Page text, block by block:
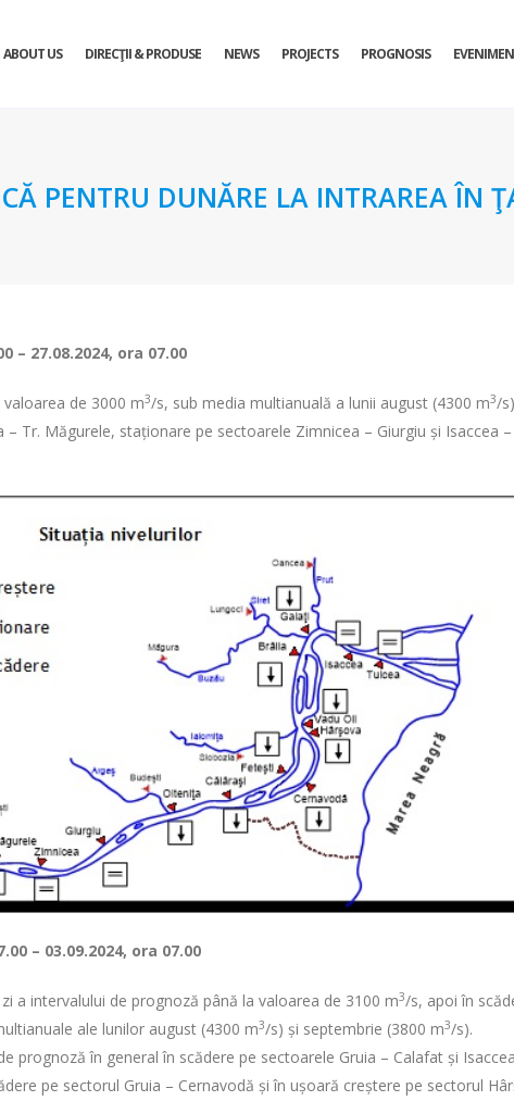
ABOUT US DIRECŢII & PRODUSE NEWS PROJECTS PROGNOSIS
PENTRU DUNĂRE LA INTRAREA ÎN
– 27.08.2024, ora 07.00
de 3000 m3/s, sub media multianuală a lunii august (4300 m3/
Tr. Măgurele, staționare pe sectoarele Zimnicea – Giurgiu și Isaccea
.00 – 03.09.2024, ora 07.00
a intervalului de prognoză până la valoarea de 3100 m3/s, apoi în
ale lunilor august (4300 m3/s) și septembrie (3800 m3/s).
prognoză în general în scădere pe sectoarele Gruia – Calafat și
pe sectorul Gruia – Cernavodă și în ușoară creștere pe sectorul